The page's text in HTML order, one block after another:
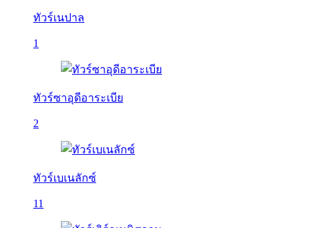
ทัวร์เนปาล
1
ทัวร์ซาอุดีอาระเบีย
2
ทัวร์เบเนลักซ์
11